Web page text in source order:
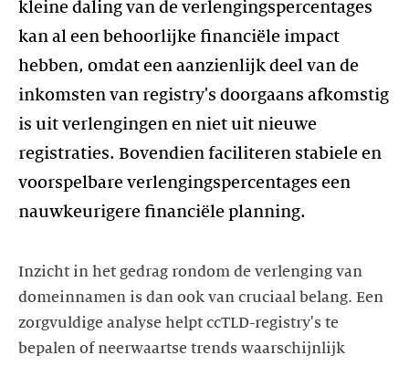
kleine daling van de verlengingspercentages
kan al een behoorlijke financiële impact
hebben, omdat een aanzienlijk deel van de
inkomsten van registry's doorgaans afkomstig
is uit verlengingen en niet uit nieuwe
registraties. Bovendien faciliteren stabiele en
voorspelbare verlengingspercentages een
nauwkeurigere financiële planning.
Inzicht in het gedrag rondom de verlenging van
domeinnamen is dan ook van cruciaal belang. Een
zorgvuldige analyse helpt ccTLD-registry's te
bepalen of neerwaartse trends waarschijnlijk